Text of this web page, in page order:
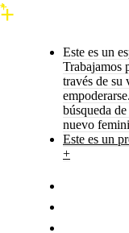
Este es un
Trabajamos
través de su
búsqueda
nuevo
Este es un
+